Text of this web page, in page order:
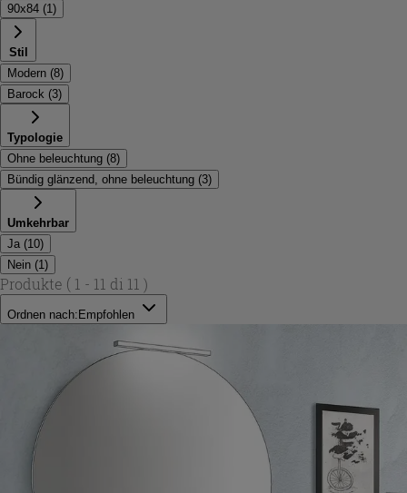
90x84 (1 )
Stil
Modern (8)
Barock (3)
Typologie
Ohne beleuchtung (8)
Bündig glänzend, ohne beleuchtung (3)
Umkehrbar
Ja (10)
Nein (1 )
Produkte ( 1 - 11 di 11 )
Ordnen nach: Empfohlen